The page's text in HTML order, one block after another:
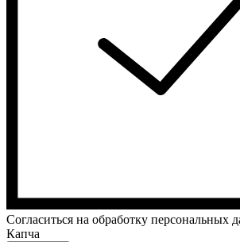
Cогласиться на обработку персональных
Капча